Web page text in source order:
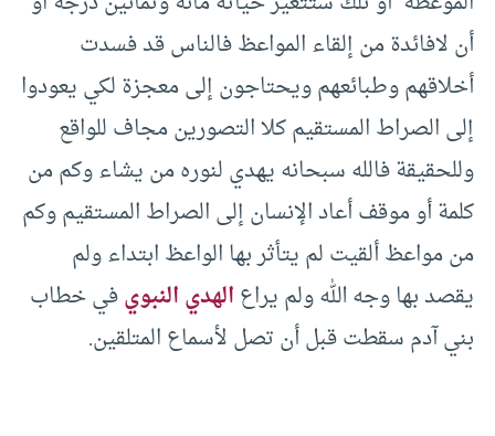
أن لافائدة من إلقاء المواعظ فالناس قد فسدت
أخلاقهم وطبائعهم ويحتاجون إلى معجزة لكي يعودوا
إلى الصراط المستقيم كلا التصورين مجاف للواقع
وللحقيقة فالله سبحانه يهدي لنوره من يشاء وكم من
كلمة أو موقف أعاد الإنسان إلى الصراط المستقيم وكم
من مواعظ ألقيت لم يتأثر بها الواعظ ابتداء ولم
يقصد بها وجه الله ولم يراعالهدي النبويفي خطاب
بني آدم سقطت قبل أن تصل لأسماع المتلقين.